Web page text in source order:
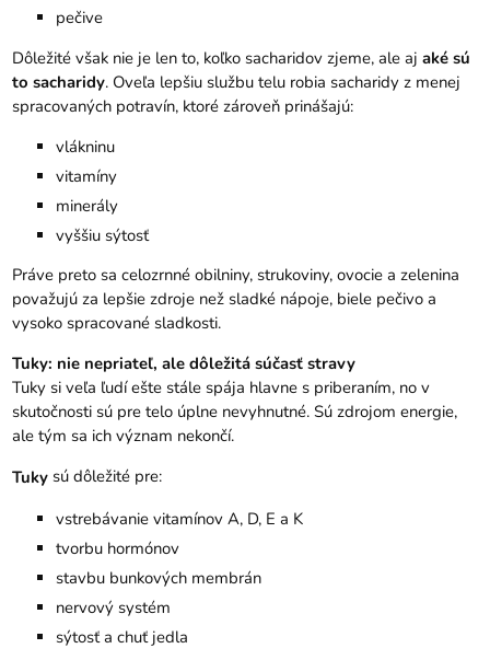
pečive
Dôležité však nie je len to, koľko sacharidov zjeme, ale ajaké sú
to sacharidy. Oveľa lepšiu službu telu robia sacharidy z menej
spracovaných potravín, ktoré zároveň prinášajú:
vlákninu
vitamíny
minerály
vyššiu sýtosť
Práve preto sa celozrnné obilniny, strukoviny, ovocie a zelenina
považujú za lepšie zdroje než sladké nápoje, biele pečivo a
vysoko spracované sladkosti.
Tuky: nie nepriateľ, ale dôležitá súčasť stravy
Tuky si veľa ľudí ešte stále spája hlavne s priberaním, no v
skutočnosti sú pre telo úplne nevyhnutné. Sú zdrojom energie,
ale tým sa ich význam nekončí.
Tuky sú dôležité pre:
vstrebávanie vitamínov A, D, E a K
tvorbu hormónov
stavbu bunkových membrán
nervový systém
sýtosť a chuť jedla